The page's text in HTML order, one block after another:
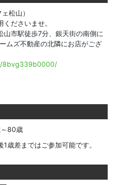
松山）
ださいませ。
市駅徒歩7分、銀天街の南側に
ムズ不動産の北隣にお店がござ
8bvg339b0000/
80歳
歳差まではご参加可能です。